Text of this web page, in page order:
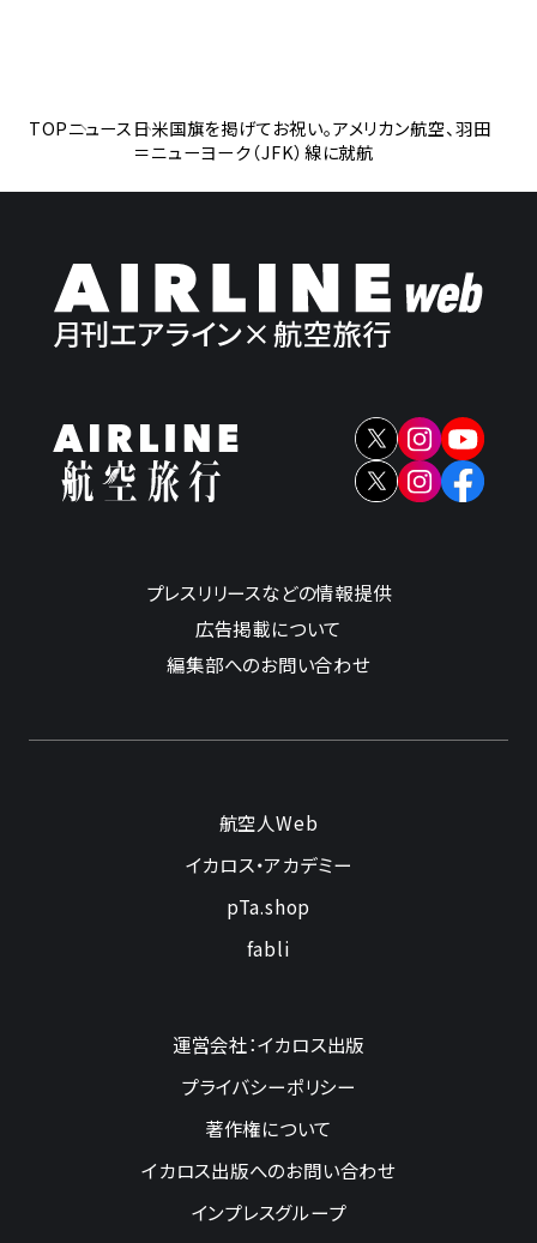
TOPニュース日米国旗を掲げてお祝い。アメリカン航空、羽田
＝ニューヨーク（JFK）線に就航
プレスリリースなどの情報提供
広告掲載について
編集部へのお問い合わせ
航空人Web
イカロス・アカデミー
pTa.shop
fabli
運営会社：イカロス出版
プライバシーポリシー
著作権について
イカロス出版へのお問い合わせ
インプレスグループ